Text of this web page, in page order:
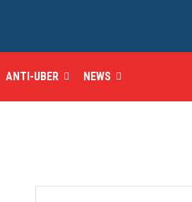
ANTI-UBER NEWS